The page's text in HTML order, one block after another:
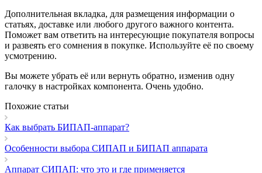
Дополнительная вкладка, для размещения информации о
статьях, доставке или любого другого важного контента.
Поможет вам ответить на интересующие покупателя вопросы
и развеять его сомнения в покупке. Используйте её по своему
усмотрению.
Вы можете убрать её или вернуть обратно, изменив одну
галочку в настройках компонента. Очень удобно.
Похожие статьи
Как выбрать БИПАП-аппарат?
Особенности выбора СИПАП и БИПАП аппарата
Аппарат СИПАП: что это и где применяется